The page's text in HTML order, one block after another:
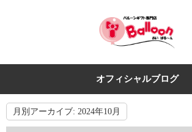
オフィシャルブログ
月別アーカイブ: 2024年10月